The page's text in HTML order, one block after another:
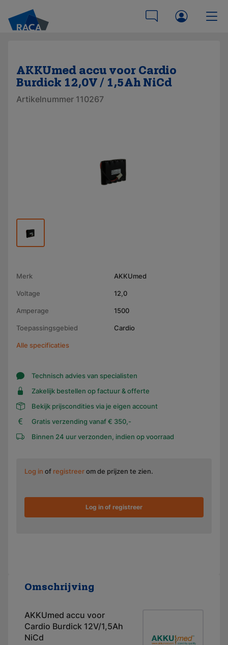
AKKUmed accu voor Cardio
Burdick 12,0V / 1,5Ah NiCd
Artikelnummer 110267
Merk AKKUmed
Voltage 12,0
Amperage 1500
Toepassingsgebied Cardio
Alle specificaties
Technisch advies van specialisten
Zakelijk bestellen op factuur & offerte
Bekijk prijscondities via je eigen account
Gratis verzending vanaf € 350,-
Binnen 24 uur verzonden, indien op voorraad
Log in of registreerom de prijzen te zien.
Log in of registreer
Omschrijving
AKKUmed accu voor
Cardio Burdick 12V/1,5Ah
NiCd